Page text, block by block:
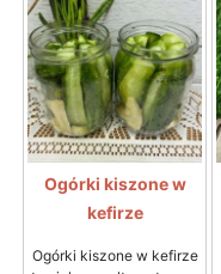
Ogórki kiszone w
kefirze
Ogórki kiszone w kefirze